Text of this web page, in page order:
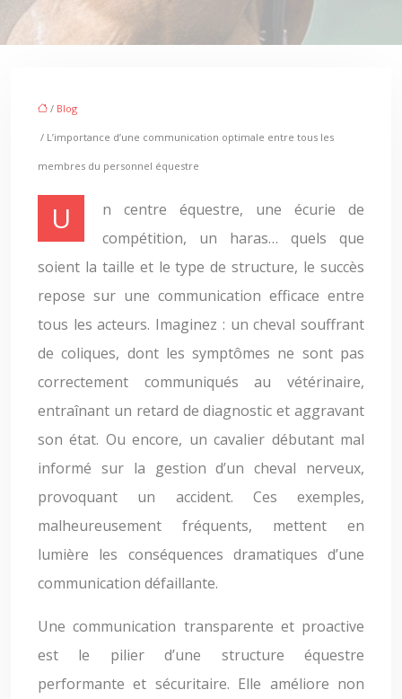
/ Blog
/ L’importance d’une communication optimale entre tous les
membres du personnel équestre
Un centre équestre, une écurie de
compétition, un haras… quels que
soient la taille et le type de structure, le succès
repose sur une communication efficace entre
tous les acteurs. Imaginez : un cheval souffrant
de coliques, dont les symptômes ne sont pas
correctement communiqués au vétérinaire,
entraînant un retard de diagnostic et aggravant
son état. Ou encore, un cavalier débutant mal
informé sur la gestion d’un cheval nerveux,
provoquant un accident. Ces exemples,
malheureusement fréquents, mettent en
lumière les conséquences dramatiques d’une
communication défaillante.
Une communication transparente et proactive
est le pilier d’une structure équestre
performante et sécuritaire. Elle améliore non